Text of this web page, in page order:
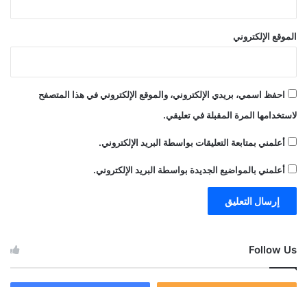
الموقع الإلكتروني
احفظ اسمي، بريدي الإلكتروني، والموقع الإلكتروني في هذا المتصفح
لاستخدامها المرة المقبلة في تعليقي.
أعلمني بمتابعة التعليقات بواسطة البريد الإلكتروني.
أعلمني بالمواضيع الجديدة بواسطة البريد الإلكتروني.
Follow Us